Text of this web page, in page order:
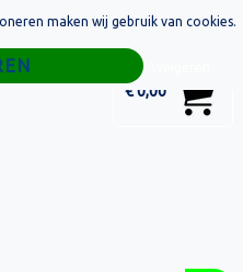
€ 0,00
maken wij gebruik van cookies.